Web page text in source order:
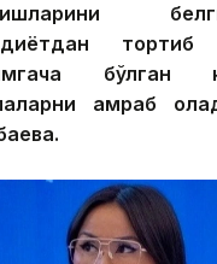
бўлган
қамраб